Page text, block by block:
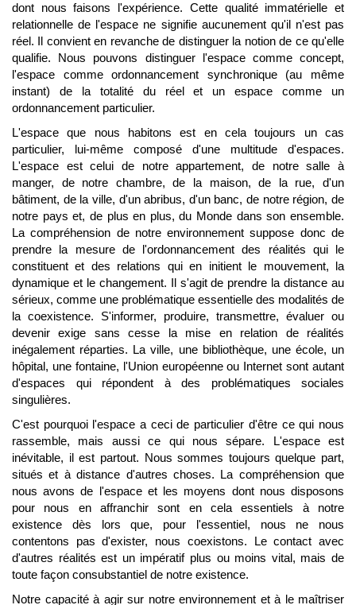
dont nous faisons l'expérience. Cette qualité immatérielle et
relationnelle de l'espace ne signifie aucunement qu'il n'est pas
réel. Il convient en revanche de distinguer la notion de ce qu'elle
qualifie. Nous pouvons distinguer l'espace comme concept,
l'espace comme ordonnancement synchronique (au même
instant) de la totalité du réel et un espace comme un
ordonnancement particulier.
L'espace que nous habitons est en cela toujours un cas
particulier, lui-même composé d'une multitude d'espaces.
L'espace est celui de notre appartement, de notre salle à
manger, de notre chambre, de la maison, de la rue, d'un
bâtiment, de la ville, d'un abribus, d'un banc, de notre région, de
notre pays et, de plus en plus, du Monde dans son ensemble.
La compréhension de notre environnement suppose donc de
prendre la mesure de l'ordonnancement des réalités qui le
constituent et des relations qui en initient le mouvement, la
dynamique et le changement. Il s'agit de prendre la distance au
sérieux, comme une problématique essentielle des modalités de
la coexistence. S'informer, produire, transmettre, évaluer ou
devenir exige sans cesse la mise en relation de réalités
inégalement réparties. La ville, une bibliothèque, une école, un
hôpital, une fontaine, l'Union européenne ou Internet sont autant
d'espaces qui répondent à des problématiques sociales
singulières.
C'est pourquoi l'espace a ceci de particulier d'être ce qui nous
rassemble, mais aussi ce qui nous sépare. L'espace est
inévitable, il est partout. Nous sommes toujours quelque part,
situés et à distance d'autres choses. La compréhension que
nous avons de l'espace et les moyens dont nous disposons
pour nous en affranchir sont en cela essentiels à notre
existence dès lors que, pour l'essentiel, nous ne nous
contentons pas d'exister, nous coexistons. Le contact avec
d'autres réalités est un impératif plus ou moins vital, mais de
toute façon consubstantiel de notre existence.
Notre capacité à agir sur notre environnement et à le maîtriser